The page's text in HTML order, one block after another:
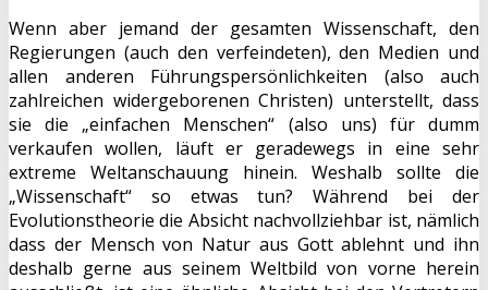
Wenn aber jemand der gesamten Wissenschaft, den
Regierungen (auch den verfeindeten), den Medien und
allen anderen Führungspersönlichkeiten (also auch
zahlreichen widergeborenen Christen) unterstellt, dass
sie die „einfachen Menschen“ (also uns) für dumm
verkaufen wollen, läuft er geradewegs in eine sehr
extreme Weltanschauung hinein. Weshalb sollte die
„Wissenschaft“ so etwas tun? Während bei der
Evolutionstheorie die Absicht nachvollziehbar ist, nämlich
dass der Mensch von Natur aus Gott ablehnt und ihn
deshalb gerne aus seinem Weltbild von vorne herein